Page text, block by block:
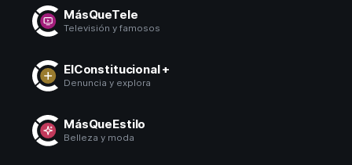
MásQueTele
Televisión y famosos
ElConstitucional +
Denuncia y explora
MásQueEstilo
Belleza y moda